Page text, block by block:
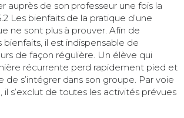
auprès de son professeur une fois la
Les bienfaits de la pratique d’une
ne sont plus à prouver. Afin de
il est indispensable de
de façon régulière. Un élève qui
récurrente perd rapidement pied et
de s’intégrer dans son groupe. Par voie
s’exclut de toutes les activités prévues